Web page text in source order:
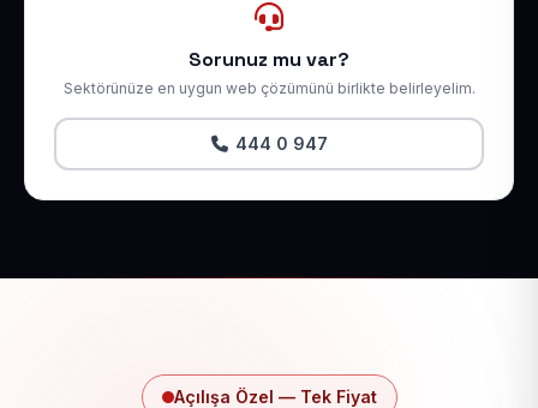
Sorunuz mu var?
Sektörünüze en uygun web çözümünü birlikte belirleyelim.
444 0 947
Açılışa Özel — Tek Fiyat